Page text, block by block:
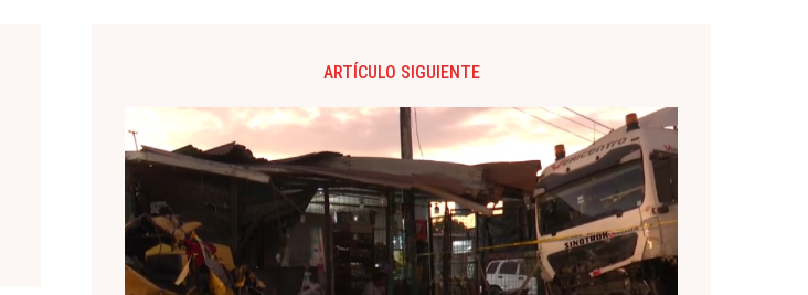
ARTÍCULO SIGUIENTE